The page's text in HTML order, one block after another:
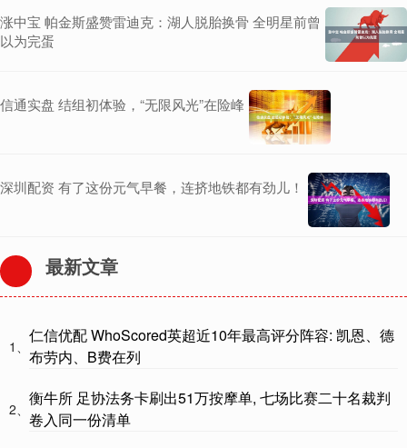
涨中宝 帕金斯盛赞雷迪克：湖人脱胎换骨 全明星前曾
以为完蛋
信通实盘 结组初体验，“无限风光”在险峰
深圳配资 有了这份元气早餐，连挤地铁都有劲儿！
最新文章
1、
仁信优配 WhoScored英超近10年最高评分阵容: 凯恩、德
布劳内、B费在列
2、
衡牛所 足协法务卡刷出51万按摩单, 七场比赛二十名裁判
卷入同一份清单